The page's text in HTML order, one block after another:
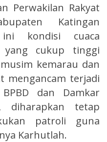
Perwakilan Rakyat
Katingan
kondisi cuaca
yang cukup tinggi
kemarau dan
mengancam terjadi
dan Damkar
diharapkan tetap
patroli guna
Karhutlah.